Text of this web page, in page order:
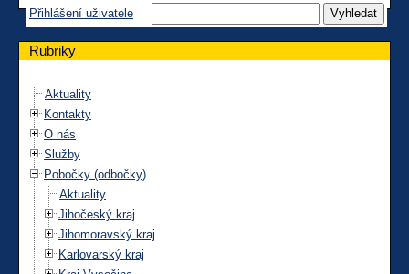
Přihlášení uživatele
Rubriky
Aktuality
Kontakty
O nás
Služby
Pobočky (odbočky)
Aktuality
Jihočeský kraj
Jihomoravský kraj
Karlovarský kraj